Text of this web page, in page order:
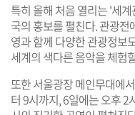
특히 올해 처음 열리는 '세
국의 홍보를 펼친다. 관광
영과 함께 다양한 관광정보
세계의 색다른 음악을 체험
또한 서울광장 메인무대에
터 9시까지, 6일에는 오후